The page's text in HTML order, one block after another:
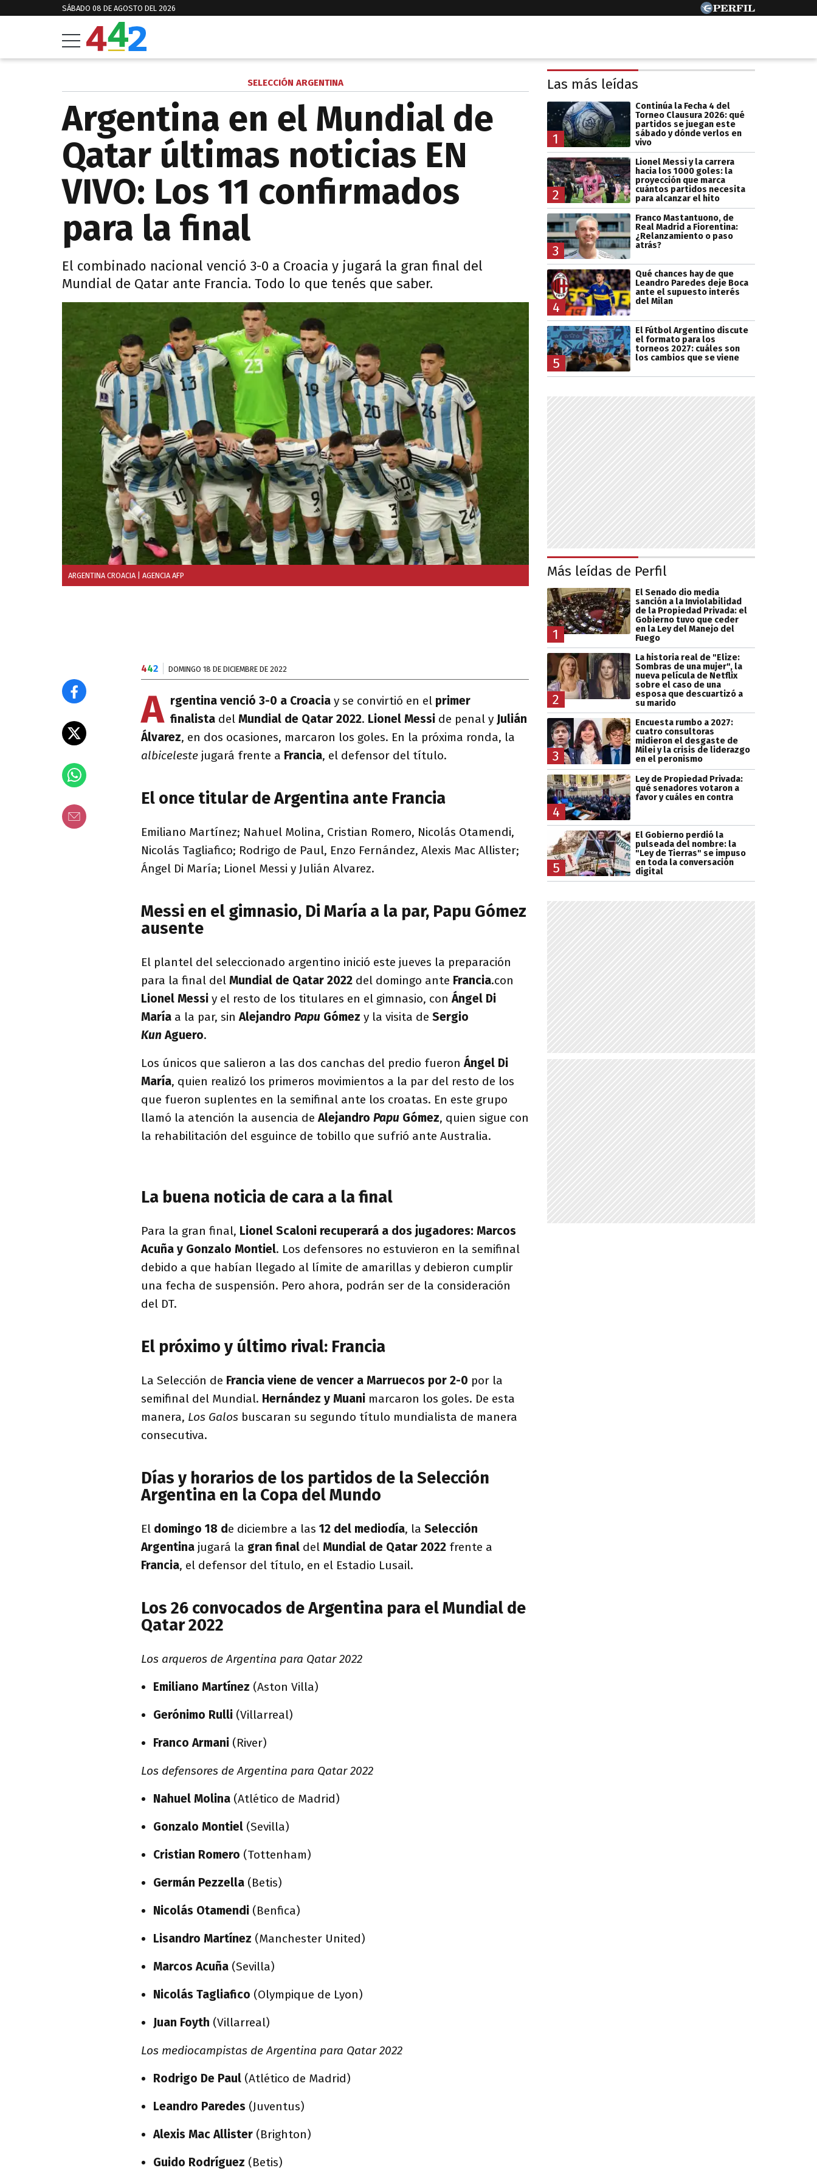
SÁBADO 08 DE AGOSTO DEL 2026
SELECCIÓN ARGENTINA
Argentina en el Mundial de
Qatar últimas noticias EN
VIVO: Los 11 confirmados
para la final
El combinado nacional venció 3-0 a Croacia y jugará la gran final del
Mundial de Qatar ante Francia. Todo lo que tenés que saber.
ARGENTINA CROACIA | AGENCIA AFP
442 DOMINGO 18 DE DICIEMBRE DE 2022
A rgentina venció 3-0 a Croacia y se convirtió en el primer
finalista del Mundial de Qatar 2022. Lionel Messi de penal y Julián
Álvarez, en dos ocasiones, marcaron los goles. En la próxima ronda, la
albiceleste jugará frente a Francia, el defensor del título.
El once titular de Argentina ante Francia
Emiliano Martínez; Nahuel Molina, Cristian Romero, Nicolás Otamendi,
Nicolás Tagliafico; Rodrigo de Paul, Enzo Fernández, Alexis Mac Allister;
Ángel Di María; Lionel Messi y Julián Alvarez.
Messi en el gimnasio, Di María a la par, Papu Gómez
ausente
El plantel del seleccionado argentino inició este jueves la preparación
para la final del Mundial de Qatar 2022 del domingo ante Francia.con
Lionel Messi y el resto de los titulares en el gimnasio, conÁngel Di
María a la par, sinAlejandro Papu Gómez y la visita de Sergio
KunAguero.
Los únicos que salieron a las dos canchas del predio fueronÁngel Di
María, quien realizó los primeros movimientos a la par del resto de los
que fueron suplentes en la semifinal ante los croatas. En este grupo
llamó la atención la ausencia deAlejandro Papu Gómez, quien sigue con
la rehabilitación del esguince de tobillo que sufrió ante Australia.
La buena noticia de cara a la final
Para la gran final, Lionel Scaloni recuperará a dos jugadores: Marcos
Acuña y Gonzalo Montiel. Los defensores no estuvieron en la semifinal
debido a que habían llegado al límite de amarillas y debieron cumplir
una fecha de suspensión. Pero ahora, podrán ser de la consideración
del DT.
El próximo y último rival: Francia
La Selección de Francia viene de vencer a Marruecos por 2-0 por la
semifinal del Mundial. Hernández y Muani marcaron los goles. De esta
manera, Los Galos buscaran su segundo título mundialista de manera
consecutiva.
Días y horarios de los partidos de la Selección
Argentina en la Copa del Mundo
El domingo 18 de diciembre a las 12 del mediodía, la Selección
Argentina jugará la gran final del Mundial de Qatar 2022 frente a
Francia, el defensor del título, en el Estadio Lusail.
Los 26 convocados de Argentina para el Mundial de
Qatar 2022
Los arqueros de Argentina para Qatar 2022
Emiliano Martínez (Aston Villa)
Gerónimo Rulli (Villarreal)
Franco Armani (River)
Los defensores de Argentina para Qatar 2022
Nahuel Molina (Atlético de Madrid)
Gonzalo Montiel (Sevilla)
Cristian Romero (Tottenham)
Germán Pezzella (Betis)
Nicolás Otamendi (Benfica)
Lisandro Martínez (Manchester United)
Marcos Acuña (Sevilla)
Nicolás Tagliafico (Olympique de Lyon)
Juan Foyth (Villarreal)
Los mediocampistas de Argentina para Qatar 2022
Rodrigo De Paul (Atlético de Madrid)
Leandro Paredes (Juventus)
Alexis Mac Allister (Brighton)
Guido Rodríguez (Betis)
Las más leídas
1
Continúa la Fecha 4 del
Torneo Clausura 2026: qué
partidos se juegan este
sábado y dónde verlos en
vivo
2
Lionel Messi y la carrera
hacia los 1000 goles: la
proyección que marca
cuántos partidos necesita
para alcanzar el hito
3
Franco Mastantuono, de
Real Madrid a Fiorentina:
¿Relanzamiento o paso
atrás?
4
Qué chances hay de que
Leandro Paredes deje Boca
ante el supuesto interés
del Milan
5
El Fútbol Argentino discute
el formato para los
torneos 2027: cuáles son
los cambios que se viene
Más leídas de Perfil
1
El Senado dio media
sanción a la Inviolabilidad
de la Propiedad Privada: el
Gobierno tuvo que ceder
en la Ley del Manejo del
Fuego
2
La historia real de "Elize:
Sombras de una mujer", la
nueva película de Netflix
sobre el caso de una
esposa que descuartizó a
su marido
3
Encuesta rumbo a 2027:
cuatro consultoras
midieron el desgaste de
Milei y la crisis de liderazgo
en el peronismo
4
Ley de Propiedad Privada:
qué senadores votaron a
favor y cuáles en contra
5
El Gobierno perdió la
pulseada del nombre: la
"Ley de Tierras" se impuso
en toda la conversación
digital